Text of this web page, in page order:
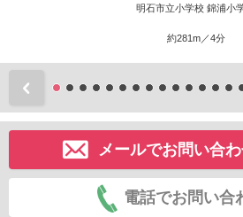
明石市立小学校 錦浦小
約281m／4分
前
メールでお問い合
電話でお問い合